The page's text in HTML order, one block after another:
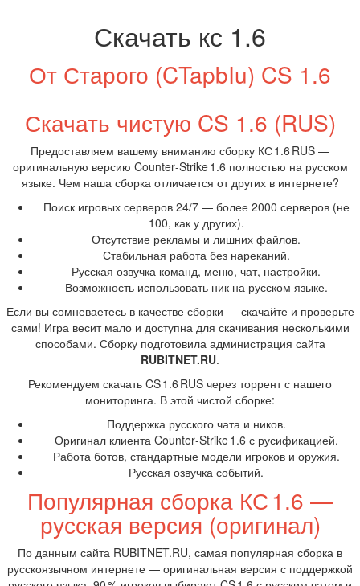
Скачать кс 1.6
От Старого (CTapbIu) CS 1.6
Скачать чистую CS 1.6 (RUS)
Предоставляем вашему вниманию сборку КС 1.6 RUS —
оригинальную версию Counter‑Strike 1.6 полностью на русском
языке. Чем наша сборка отличается от других в интернете?
Поиск игровых серверов 24/7 — более 2000 серверов (не
100, как у других).
Отсутствие рекламы и лишних файлов.
Стабильная работа без нареканий.
Русская озвучка команд, меню, чат, настройки.
Возможность использовать ник на русском языке.
Если вы сомневаетесь в качестве сборки — скачайте и проверьте
сами! Игра весит мало и доступна для скачивания несколькими
способами. Сборку подготовила администрация сайта
RUBITNET.RU.
Рекомендуем скачать CS 1.6 RUS через торрент с нашего
мониторинга. В этой чистой сборке:
Поддержка русского чата и ников.
Оригинал клиента Counter‑Strike 1.6 с русификацией.
Работа ботов, стандартные модели игроков и оружия.
Русская озвучка событий.
Популярная сборка КС 1.6 —
русская версия (оригинал)
По данным сайта RUBITNET.RU, самая популярная сборка в
русскоязычном интернете — оригинальная версия с поддержкой